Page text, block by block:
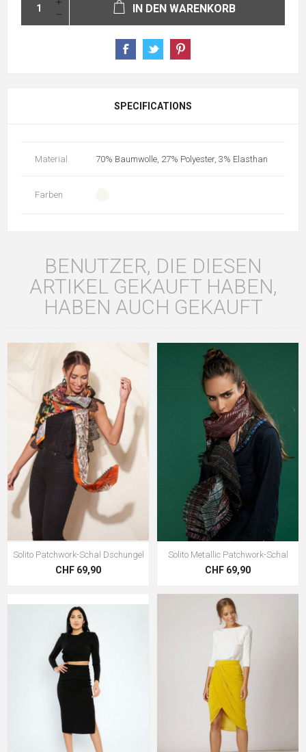
IN DEN WARENKORB
SPECIFICATIONS
Material 70% Baumwolle, 27% Polyester, 3% Elasthan
Farben
BENUTZER, DIE DIESEN
ARTIKEL GEKAUFT HABEN,
HABEN AUCH GEKAUFT
Solito Patchwork-Schal Dschungel
CHF 69,90
Solito Metallic Patchwork-Schal
CHF 69,90